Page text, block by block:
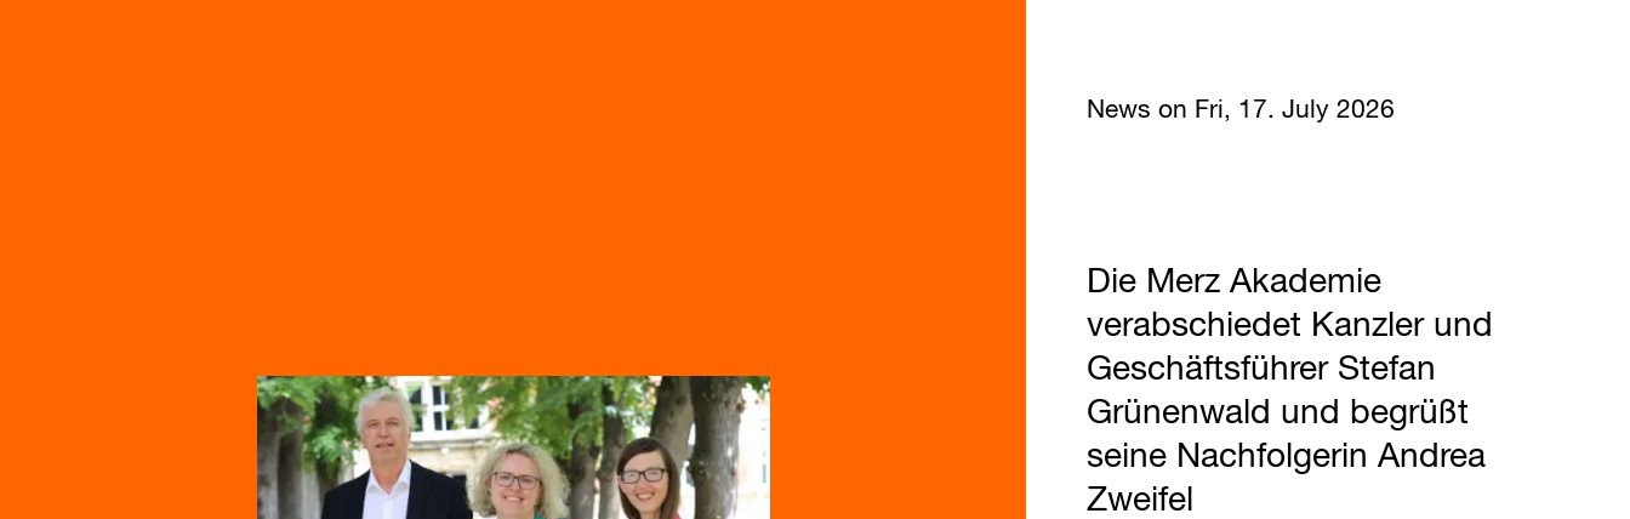
News on Fri, 17. July 2026
Die Merz Akademie
verabschiedet Kanzler und
Geschäftsführer Stefan
Grünenwald und begrüßt
seine Nachfolgerin Andrea
Zweifel